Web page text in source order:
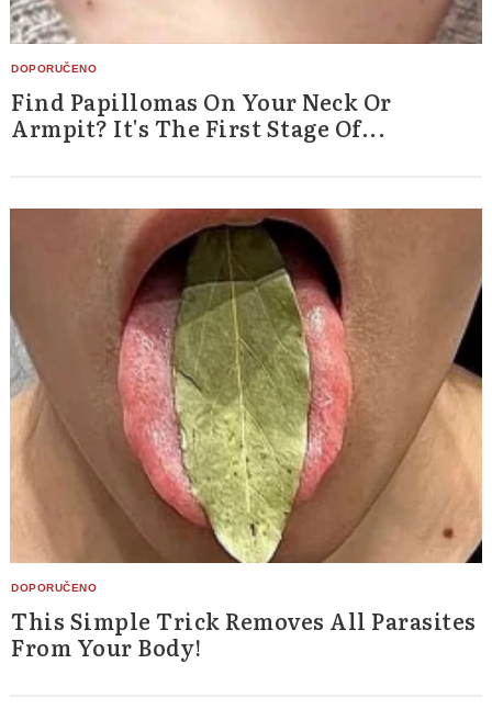
Find Papillomas On Your Neck Or
Armpit? It's The First Stage Of...
This Simple Trick Removes All Parasites
From Your Body!